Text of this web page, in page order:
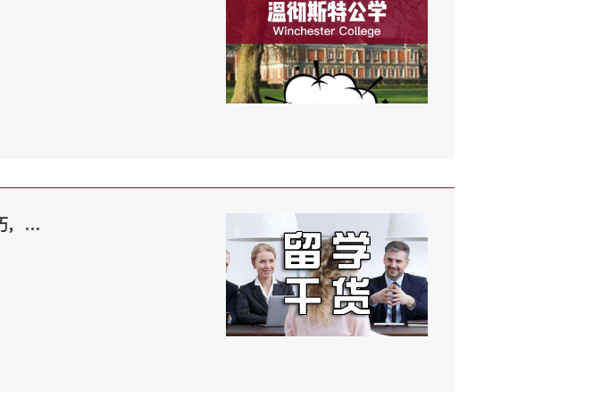
英国私立中学，13+最常见的面试问题 & 回答技巧，必须收藏！